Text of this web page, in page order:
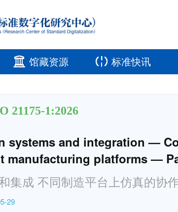
馆藏资源 标准快讯
21175-1:2026
systems and integration —
manufacturing platforms —
集成 不同制造平台上仿真的协
29